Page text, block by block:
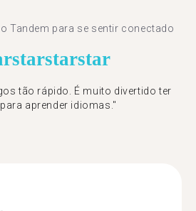
Tandem para se sentir conectado
starstarstar
tão rápido. É muito divertido ter
aprender idiomas."